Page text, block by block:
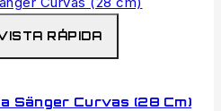
RÁPIDA
Sänger Curvas (28 Cm)